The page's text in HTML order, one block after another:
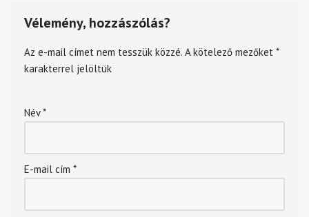
Vélemény, hozzászólás?
Az e-mail címet nem tesszük közzé. A kötelező mezőket *
karakterrel jelöltük
Név*
E-mail cím *